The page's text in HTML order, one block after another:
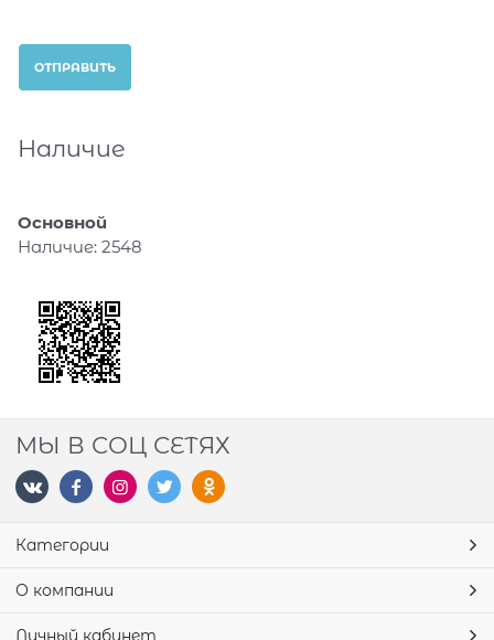
Наличие
Основной
Наличие: 2548
МЫ В СОЦ СЕТЯХ
Категории
О компании
Личный кабинет